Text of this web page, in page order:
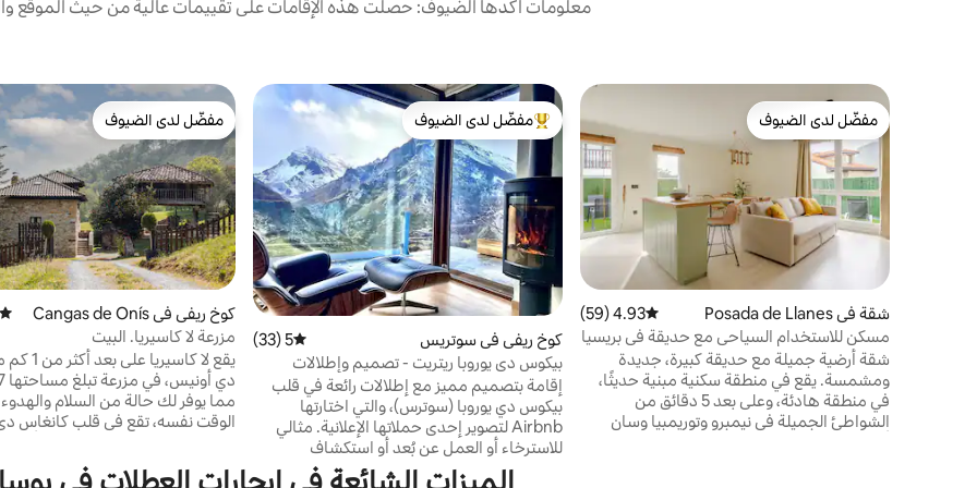
معلومات أكدها الضيوف: حصلت هذه الإقامات على تقييمات عالية من حيث الموقع
مفضّل لدى الضيوف
مفضّل لدى الضيوف
شقة في Posada de Llanes متوسط التقييم 4.93 من 5، 59 مراجعات
4.93 (59)
مسكن للاستخدام السياحي مع حديقة في بريسيا
شقة أرضية جميلة مع حديقة كبيرة، جديدة
ومشمسة. يقع في منطقة سكنية مبنية حديثًا،
في منطقة هادئة، وعلى بعد 5 دقائق من
الشواطئ الجميلة في نيمبرو وتوريمبيا وسان
من أبرز البيوت المفضّلة لدى الضيوف
مفضّل لدى الضيوف
كوخ ريفي في سوتريس متوسط التقييم 5 من 5، 33 مراجعات
5 (33)
بيكوس دي يوروبا ريتريت - تصميم وإطلالات
مذهلة
إقامة بتصميم مميز مع إطلالات رائعة في قلب
بيكوس دي يوروبا (سوترس)، والتي اختارتها
Airbnb لتصوير إحدى حملاتها الإعلانية. مثالي
للاسترخاء أو العمل عن بُعد أو استكشاف
المسارات الجبلية مباشرة من عتبة منزلك. بيت
مفضّل لدى الضيوف
مفضّل لدى الضيوف
كوخ ريفي في Cangas de Onís
مزرعة لا كاسيريا. البيت
يقع لا
مما يوفر لك حالة من السلام والهدوء
الوقت نفسه، تقع في قلب كانغاس
على الأقدام. نحن موجودون على